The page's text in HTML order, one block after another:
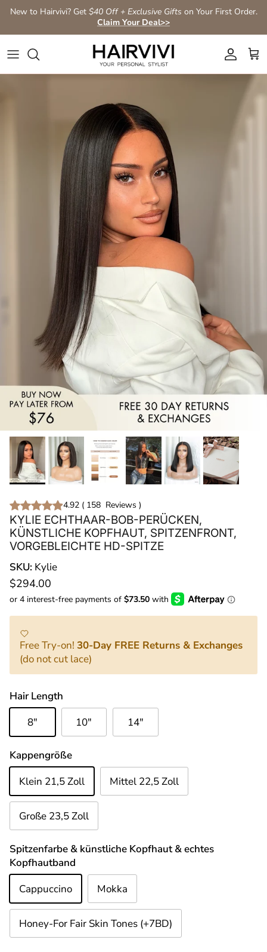
Direkt zum Inhalt
New to Hairvivi? Get $40 Off + Exclusive Gifts on Your First Order.
Claim Your Deal>>
Konto
4.92 ( 158 Reviews )
KYLIE ECHTHAAR-BOB-PERÜCKEN,
KÜNSTLICHE KOPFHAUT, SPITZENFRONT,
VORGEBLEICHTE HD-SPITZE
SKU: Kylie
Normaler Preis
$294.00
Free Try-on! 30-Day FREE Returns & Exchanges
(do not cut lace)
Hair Length
8"
10" 14"
Kappengröße
Klein 21,5 Zoll
Mittel 22,5 Zoll
Große 23,5 Zoll
Spitzenfarbe & künstliche Kopfhaut & echtes
Kopfhautband
Cappuccino
Mokka
Honey-For Fair Skin Tones (+7BD)